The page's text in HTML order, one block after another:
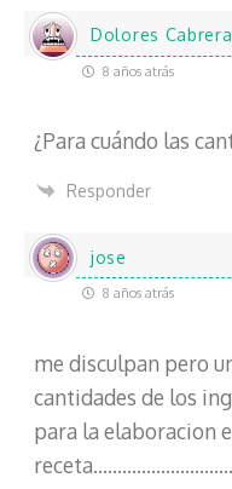
Dolores Cabrera
8 años atrás
¿Para cuándo las
Responder
jose
8 años atrás
me disculpan pero
cantidades de los
para la elaboracion